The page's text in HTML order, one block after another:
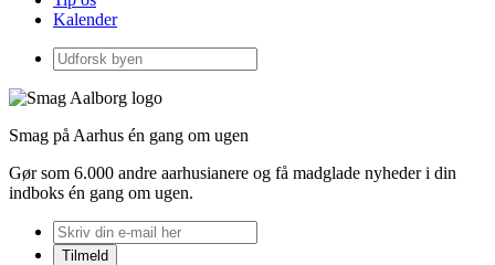
Kalender
Smag på Aarhus én gang om ugen
Gør som 6.000 andre aarhusianere og få madglade nyheder i din
indboks én gang om ugen.